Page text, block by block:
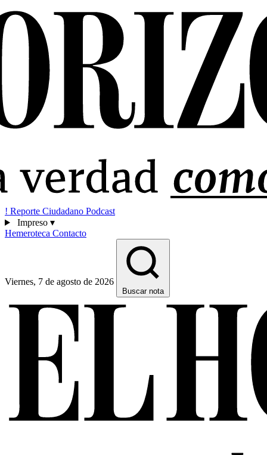
! Reporte Ciudadano Podcast
Impreso ▾
Hemeroteca Contacto
Viernes, 7 de agosto de 2026
Buscar nota